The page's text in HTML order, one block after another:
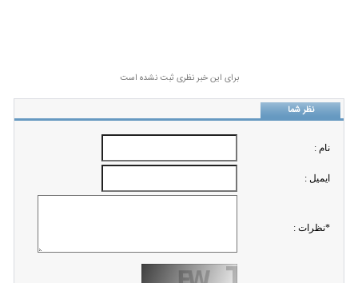
برای این خبر نظری ثبت نشده است
نظر شما
نام :
ايميل :
*نظرات :